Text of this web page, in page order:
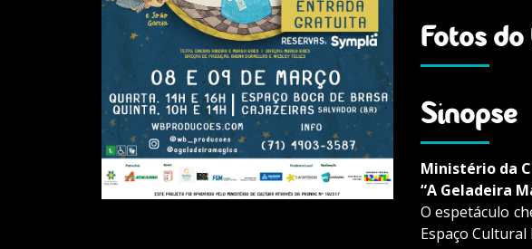
Fotos
Sinopse
Ministério da
“A Geladeira
O espetáculo
Espaço